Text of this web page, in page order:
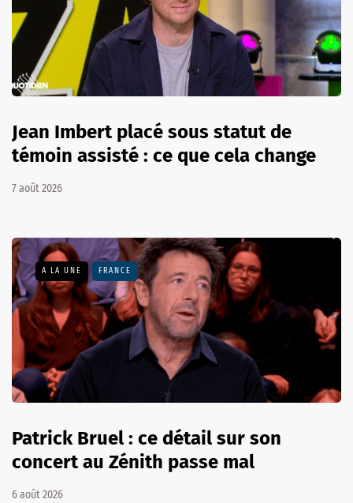
Jean Imbert placé sous statut de
témoin assisté : ce que cela change
7 août 2026
A LA UNE FRANCE
Patrick Bruel : ce détail sur son
concert au Zénith passe mal
6 août 2026